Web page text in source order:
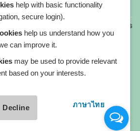
All blog posts
rights reserved. HEALTHPLATZ™ is
of Adbrandture Co., Ltd.
content, and products are for
only. Healthplatz does not
advice, diagnosis, or treatment.
help with basic functionality
secure login).
help us understand how you
can improve it.
may be used to provide relevant
based on your interests.
Decline ภาษาไทย